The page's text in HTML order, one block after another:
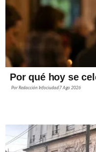
Por qué hoy se
PorRedacción Infociudad 7 Ago 2026